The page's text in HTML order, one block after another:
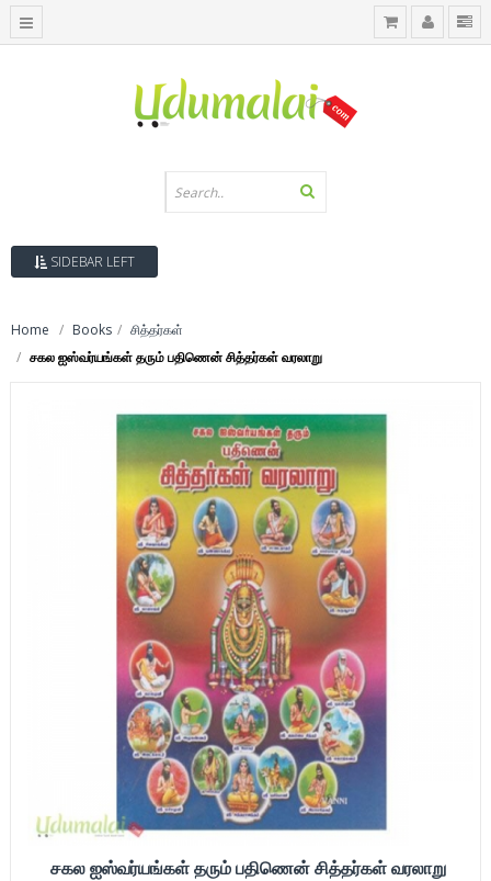
SIDEBAR LEFT
Home Books
சித்தர்கள்
சகல ஐஸ்வர்யங்கள் தரும் பதிணென் சித்தர்கள் வரலாறு
சகல ஐஸ்வர்யங்கள் தரும் பதிணென் சித்தர்கள் வரலாறு